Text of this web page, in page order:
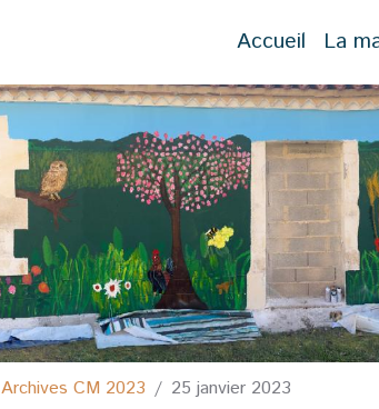
Accueil La
Archives CM 2023 25 janvier 2023